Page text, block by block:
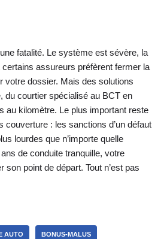
fatalité. Le système est sévère, la
assureurs préfèrent fermer la
votre dossier. Mais des solutions
du courtier spécialisé au BCT en
au kilomètre. Le plus important reste
couverture : les sanctions d’un défaut
lourdes que n’importe quelle
de conduite tranquille, votre
son point de départ. Tout n’est pas
AUTO BONUS-MALUS